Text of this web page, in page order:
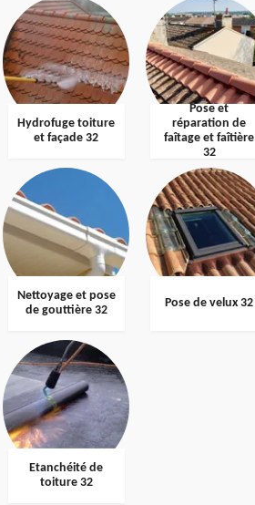
Hydrofuge toiture
et façade 32
Pose et
réparation de
faîtage et faîtière
32
Nettoyage et pose
de gouttière 32
Pose de velux 32
Etanchéité de
toiture 32